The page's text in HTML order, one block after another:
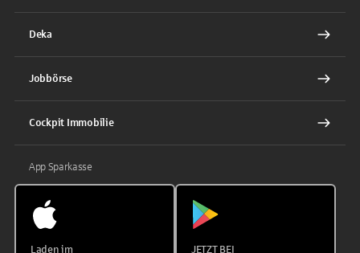
Deka
Jobbörse
Cockpit Immobilie
App Sparkasse
Laden im JETZT BEI